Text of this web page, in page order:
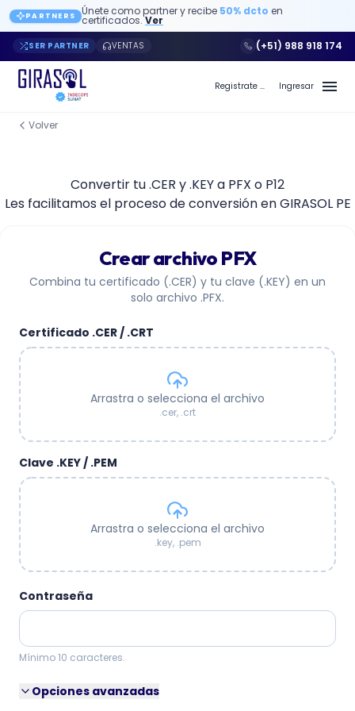
PARTNERS Únete como partner y recibe 50% dcto en
certificados.Ver
SER PARTNER VENTAS (+51) 988 918 174
Registrate a Girasol PE Ingresar
Volver
Convertir tu .CER y .KEY a PFX o P12
Les facilitamos el proceso de conversión en GIRASOL PE
Crear archivo PFX
Combina tu certificado (.CER) y tu clave (.KEY) en un
solo archivo .PFX.
Certificado .CER / .CRT
Arrastra o selecciona el archivo
.cer, .crt
Clave .KEY / .PEM
Arrastra o selecciona el archivo
.key, .pem
Contraseña
Mínimo 10 caracteres.
Opciones avanzadas